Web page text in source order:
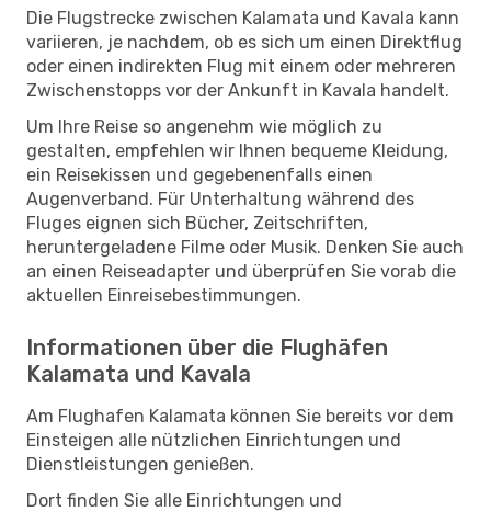
Die Flugstrecke zwischen Kalamata und Kavala kann
variieren, je nachdem, ob es sich um einen Direktflug
oder einen indirekten Flug mit einem oder mehreren
Zwischenstopps vor der Ankunft in Kavala handelt.
Um Ihre Reise so angenehm wie möglich zu
gestalten, empfehlen wir Ihnen bequeme Kleidung,
ein Reisekissen und gegebenenfalls einen
Augenverband. Für Unterhaltung während des
Fluges eignen sich Bücher, Zeitschriften,
heruntergeladene Filme oder Musik. Denken Sie auch
an einen Reiseadapter und überprüfen Sie vorab die
aktuellen Einreisebestimmungen.
Informationen über die Flughäfen
Kalamata und Kavala
Am Flughafen Kalamata können Sie bereits vor dem
Einsteigen alle nützlichen Einrichtungen und
Dienstleistungen genießen.
Dort finden Sie alle Einrichtungen und